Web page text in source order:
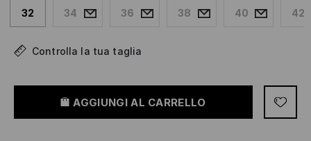
32 34 36 38 40 42
Controlla la tua taglia
AGGIUNGI AL CARRELLO